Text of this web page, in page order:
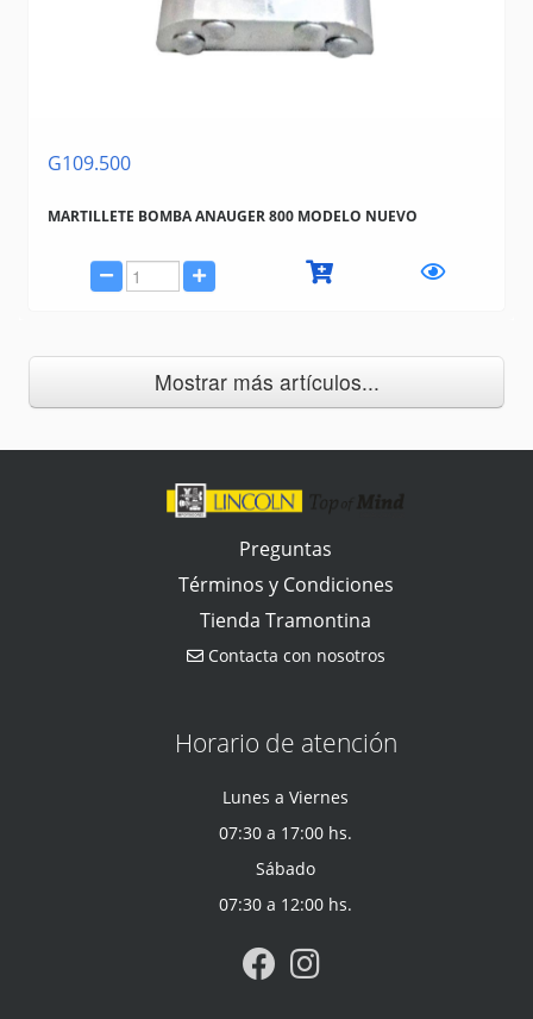
G109.500
MARTILLETE BOMBA ANAUGER 800 MODELO NUEVO
Mostrar más artículos...
Preguntas
Términos y Condiciones
Tienda Tramontina
Contacta con nosotros
Horario de atención
Lunes a Viernes
07:30 a 17:00 hs.
Sábado
07:30 a 12:00 hs.